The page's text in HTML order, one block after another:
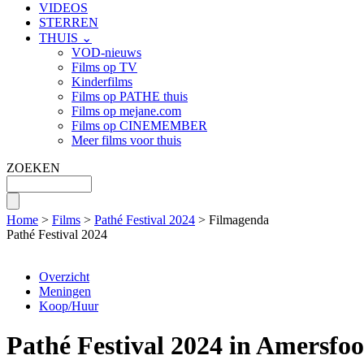
VIDEOS
STERREN
THUIS ⌄
VOD-nieuws
Films op TV
Kinderfilms
Films op PATHE thuis
Films op mejane.com
Films op CINEMEMBER
Meer films voor thuis
ZOEKEN
Home > Films > Pathé Festival 2024 > Filmagenda
Pathé Festival 2024
Overzicht
Meningen
Koop/Huur
Pathé Festival 2024 in